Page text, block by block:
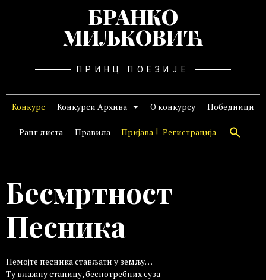
БРАНКО
МИЉКОВИЋ
ПРИНЦ ПОЕЗИЈЕ
Конкурс Конкурси Архива О конкурсу Победници
Ранг листа Правила Пријава Регистрација
Бесмртност
Песника
Немојте песника стављати у земљу…
Ту влажну станицу, беспотребних суза